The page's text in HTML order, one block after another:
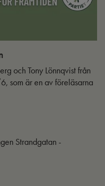
och Tony Lönnqvist från
som är en av föreläsarna
Strandgatan -